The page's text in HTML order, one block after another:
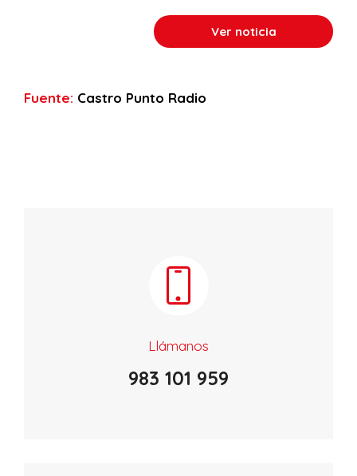
Ver noticia
Fuente: Castro Punto Radio
Llámanos
983 101 959